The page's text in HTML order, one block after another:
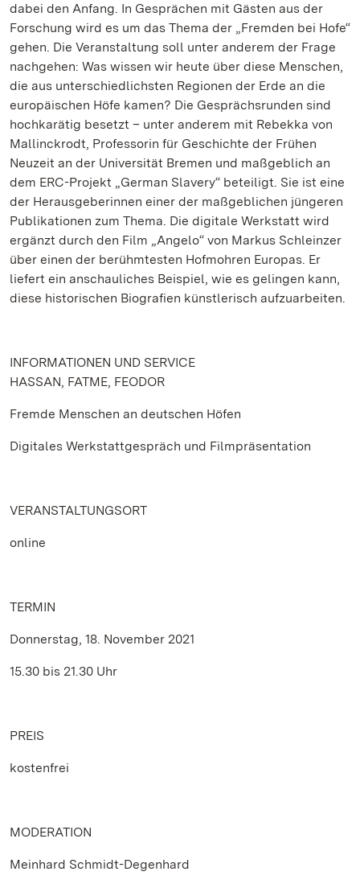
dabei den Anfang. In Gesprächen mit Gästen aus der
Forschung wird es um das Thema der „Fremden bei Hofe“
gehen. Die Veranstaltung soll unter anderem der Frage
nachgehen: Was wissen wir heute über diese Menschen,
die aus unterschiedlichsten Regionen der Erde an die
europäischen Höfe kamen? Die Gesprächsrunden sind
hochkarätig besetzt – unter anderem mit Rebekka von
Mallinckrodt, Professorin für Geschichte der Frühen
Neuzeit an der Universität Bremen und maßgeblich an
dem ERC-Projekt „German Slavery“ beteiligt. Sie ist eine
der Herausgeberinnen einer der maßgeblichen jüngeren
Publikationen zum Thema. Die digitale Werkstatt wird
ergänzt durch den Film „Angelo“ von Markus Schleinzer
über einen der berühmtesten Hofmohren Europas. Er
liefert ein anschauliches Beispiel, wie es gelingen kann,
diese historischen Biografien künstlerisch aufzuarbeiten.
INFORMATIONEN UND SERVICE
HASSAN, FATME, FEODOR
Fremde Menschen an deutschen Höfen
Digitales Werkstattgespräch und Filmpräsentation
VERANSTALTUNGSORT
online
TERMIN
Donnerstag, 18. November 2021
15.30 bis 21.30 Uhr
PREIS
kostenfrei
MODERATION
Meinhard Schmidt-Degenhard